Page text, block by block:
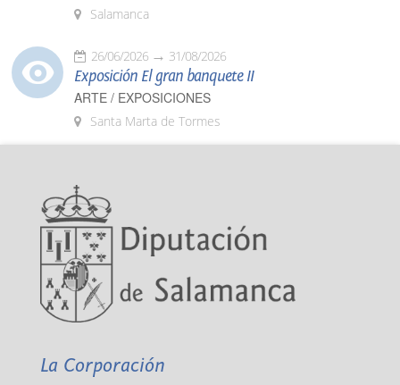
Salamanca
26/06/2026 31/08/2026
Exposición El gran banquete II
ARTE / EXPOSICIONES
Santa Marta de Tormes
La Corporación